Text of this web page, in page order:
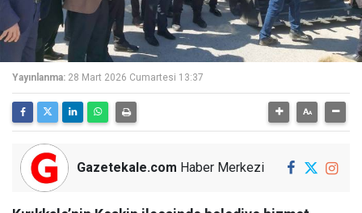
Yayınlanma: 28 Mart 2026 Cumartesi 13:37
Gazetekale.com Haber Merkezi